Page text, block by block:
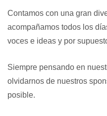
Contamos con una gran
acompañamos todos los
voces e ideas y por
Siempre pensando en
olvidarnos de nuestros
posible.